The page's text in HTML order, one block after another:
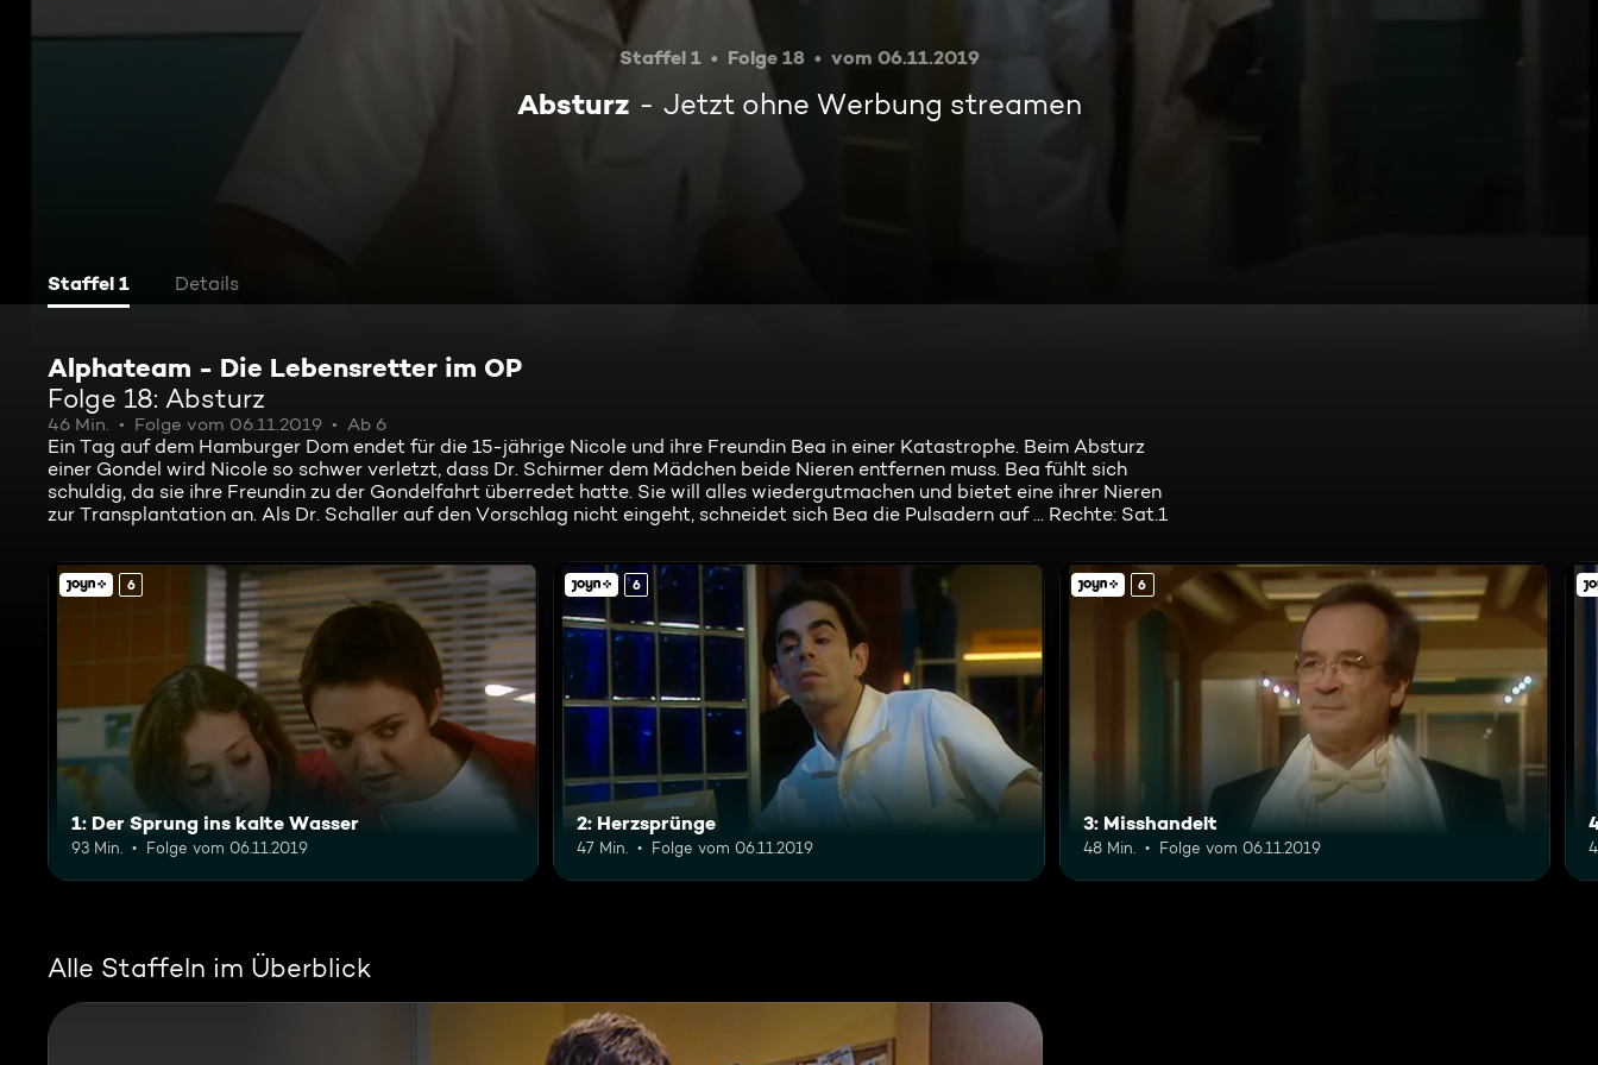
Staffel 1 Folge 18 vom 06.11.2019
Absturz Jetzt ohne Werbung streamen
Staffel 1 Details
Alphateam - Die Lebensretter im OP
Folge 18: Absturz
46 Min. Folge vom 06.11.2019 Ab 6
Ein Tag auf dem Hamburger Dom endet für die 15-jährige Nicole und ihre Freundin Bea in einer Katastrophe. Beim Absturz
einer Gondel wird Nicole so schwer verletzt, dass Dr. Schirmer dem Mädchen beide Nieren entfernen muss. Bea fühlt sich
schuldig, da sie ihre Freundin zu der Gondelfahrt überredet hatte. Sie will alles wiedergutmachen und bietet eine ihrer Nieren
zur Transplantation an. Als Dr. Schaller auf den Vorschlag nicht eingeht, schneidet sich Bea die Pulsadern auf ... Rechte: Sat.1
6
1: Der Sprung ins kalte Wasser
93 Min. Folge vom 06.11.2019
6
2: Herzsprünge
47 Min. Folge vom 06.11.2019
6
3: Misshandelt
48 Min. Folge vom 06.11.2019
Alle Staffeln im Überblick